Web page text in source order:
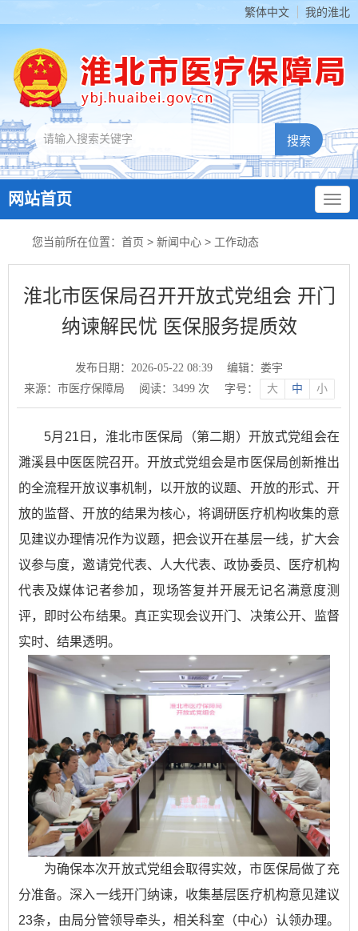
繁体中文 我的淮北
网站首页
您当前所在位置： 首页 > 新闻中心 > 工作动态
淮北市医保局召开开放式党组会 开门
纳谏解民忧 医保服务提质效
发布日期：2026-05-22 08:39
编辑：娄宇
来源：市医疗保障局
阅读： 3499次 字号： 大 中 小
5月21日，淮北市医保局（第二期）开放式党组会在
濉溪县中医医院召开。开放式党组会是市医保局创新推出
的全流程开放议事机制，以开放的议题、开放的形式、开
放的监督、开放的结果为核心，将调研医疗机构收集的意
见建议办理情况作为议题，把会议开在基层一线，扩大会
议参与度，邀请党代表、人大代表、政协委员、医疗机构
代表及媒体记者参加，现场答复并开展无记名满意度测
评，即时公布结果。真正实现会议开门、决策公开、监督
实时、结果透明。
为确保本次开放式党组会取得实效，市医保局做了充
分准备。深入一线开门纳谏，收集基层医疗机构意见建议
23条，由局分管领导牵头，相关科室（中心）认领办理。